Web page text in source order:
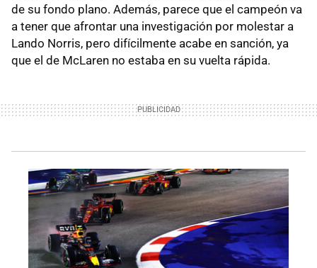
de su fondo plano. Además, parece que el campeón va
a tener que afrontar una investigación por molestar a
Lando Norris, pero difícilmente acabe en sanción, ya
que el de McLaren no estaba en su vuelta rápida.